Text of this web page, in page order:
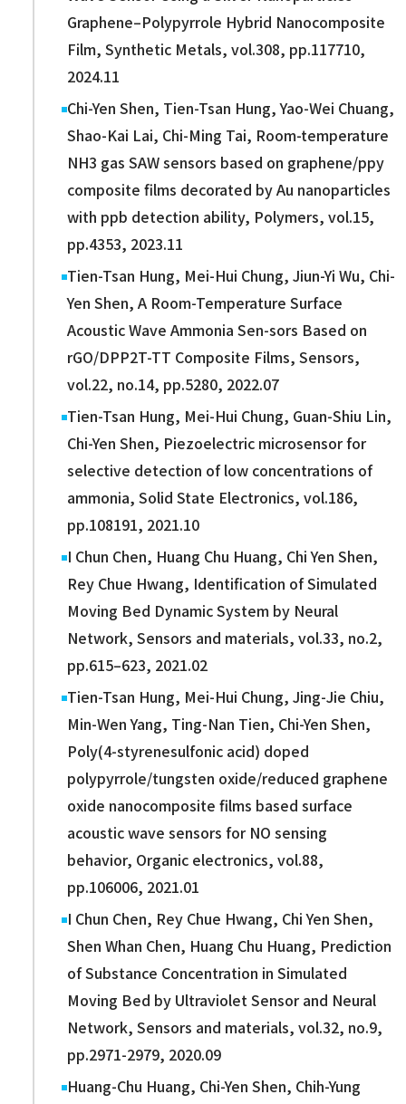
Graphene–Polypyrrole Hybrid Nanocomposite
Film, Synthetic Metals, vol.308, pp.117710,
2024.11
Chi-Yen Shen, Tien-Tsan Hung, Yao-Wei Chuang,
Shao-Kai Lai, Chi-Ming Tai, Room-temperature
NH3 gas SAW sensors based on graphene/ppy
composite films decorated by Au nanoparticles
with ppb detection ability, Polymers, vol.15,
pp.4353, 2023.11
Tien-Tsan Hung, Mei-Hui Chung, Jiun-Yi Wu, Chi-
Yen Shen, A Room-Temperature Surface
Acoustic Wave Ammonia Sen-sors Based on
rGO/DPP2T-TT Composite Films, Sensors,
vol.22, no.14, pp.5280, 2022.07
Tien-Tsan Hung, Mei-Hui Chung, Guan-Shiu Lin,
Chi-Yen Shen, Piezoelectric microsensor for
selective detection of low concentrations of
ammonia, Solid State Electronics, vol.186,
pp.108191, 2021.10
I Chun Chen, Huang Chu Huang, Chi Yen Shen,
Rey Chue Hwang, Identification of Simulated
Moving Bed Dynamic System by Neural
Network, Sensors and materials, vol.33, no.2,
pp.615–623, 2021.02
Tien-Tsan Hung, Mei-Hui Chung, Jing-Jie Chiu,
Min-Wen Yang, Ting-Nan Tien, Chi-Yen Shen,
Poly(4-styrenesulfonic acid) doped
polypyrrole/tungsten oxide/reduced graphene
oxide nanocomposite films based surface
acoustic wave sensors for NO sensing
behavior, Organic electronics, vol.88,
pp.106006, 2021.01
I Chun Chen, Rey Chue Hwang, Chi Yen Shen,
Shen Whan Chen, Huang Chu Huang, Prediction
of Substance Concentration in Simulated
Moving Bed by Ultraviolet Sensor and Neural
Network, Sensors and materials, vol.32, no.9,
pp.2971-2979, 2020.09
Huang-Chu Huang, Chi-Yen Shen, Chih-Yung